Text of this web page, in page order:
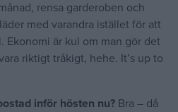
rensa garderoben och
med varandra istället för att
Ekonomi är kul om man gör det
riktigt tråkigt, hehe. It’s up to
inför hösten nu? Bra – då